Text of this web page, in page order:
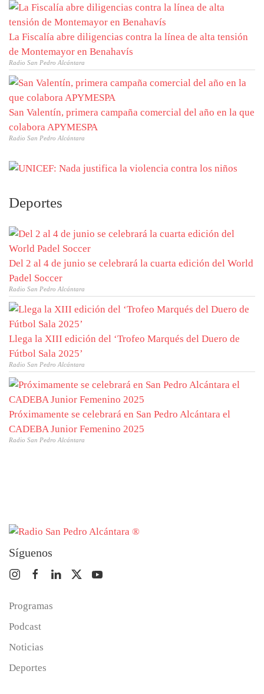
La Fiscalía abre diligencias contra la línea de alta tensión
de Montemayor en Benahavís
Radio San Pedro Alcántara
San Valentín, primera campaña comercial del año en la que
colabora APYMESPA
Radio San Pedro Alcántara
Deportes
Del 2 al 4 de junio se celebrará la cuarta edición del World
Padel Soccer
Radio San Pedro Alcántara
Llega la XIII edición del ‘Trofeo Marqués del Duero de
Fútbol Sala 2025’
Radio San Pedro Alcántara
Próximamente se celebrará en San Pedro Alcántara el
CADEBA Junior Femenino 2025
Radio San Pedro Alcántara
Síguenos
Programas
Podcast
Noticias
Deportes